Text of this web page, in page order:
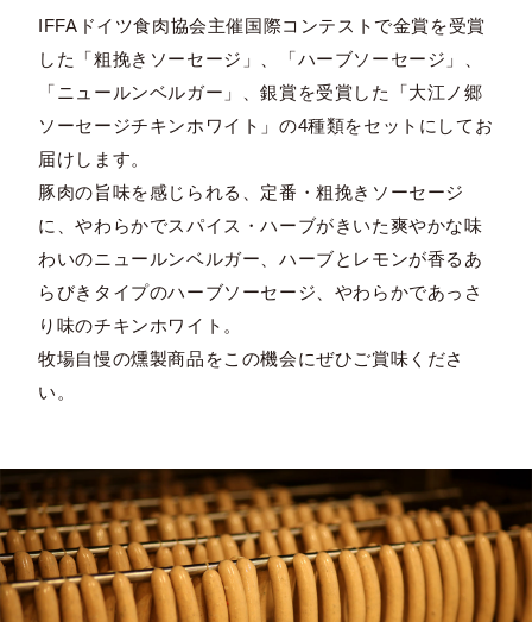
IFFAドイツ食肉協会主催国際コンテストで金賞を受賞
した「粗挽きソーセージ」、「ハーブソーセージ」、
「ニュールンベルガー」、銀賞を受賞した「大江ノ郷
ソーセージチキンホワイト」の4種類をセットにしてお
届けします。
豚肉の旨味を感じられる、定番・粗挽きソーセージ
に、やわらかでスパイス・ハーブがきいた爽やかな味
わいのニュールンベルガー、ハーブとレモンが香るあ
らびきタイプのハーブソーセージ、やわらかであっさ
り味のチキンホワイト。
牧場自慢の燻製商品をこの機会にぜひご賞味くださ
い。